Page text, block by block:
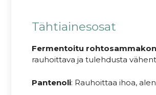
Tähtiainesosat
Fermentoitu
rauhoittava ja tulehdusta
Pantenoli: Rauhoittaa ihoa,